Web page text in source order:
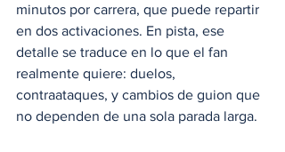
minutos por carrera, que puede repartir
en dos activaciones. En pista, ese
detalle se traduce en lo que el fan
realmente quiere: duelos,
contraataques, y cambios de guion que
no dependen de una sola parada larga.